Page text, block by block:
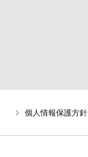
個人情報保護方針